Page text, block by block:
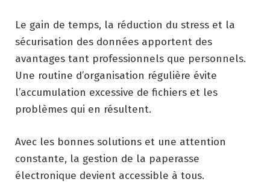
Le gain de temps, la réduction du stress et la
sécurisation des données apportent des
avantages tant professionnels que personnels.
Une routine d’organisation régulière évite
l’accumulation excessive de fichiers et les
problèmes qui en résultent.
Avec les bonnes solutions et une attention
constante, la gestion de la paperasse
électronique devient accessible à tous.